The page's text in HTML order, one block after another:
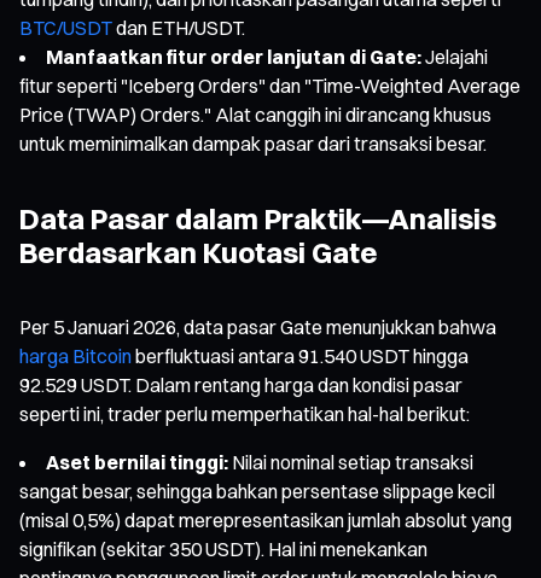
BTC/USDTdan ETH/USDT.
Manfaatkan fitur order lanjutan di Gate:Jelajahi
fitur seperti "Iceberg Orders" dan "Time-Weighted Average
Price (TWAP) Orders." Alat canggih ini dirancang khusus
untuk meminimalkan dampak pasar dari transaksi besar.
Data Pasar dalam Praktik—Analisis
Berdasarkan Kuotasi Gate
Per 5 Januari 2026, data pasar Gate menunjukkan bahwa
harga Bitcoinberfluktuasi antara 91.540 USDT hingga
92.529 USDT. Dalam rentang harga dan kondisi pasar
seperti ini, trader perlu memperhatikan hal-hal berikut:
Aset bernilai tinggi: Nilai nominal setiap transaksi
sangat besar, sehingga bahkan persentase slippage kecil
(misal 0,5%) dapat merepresentasikan jumlah absolut yang
signifikan (sekitar 350 USDT). Hal ini menekankan